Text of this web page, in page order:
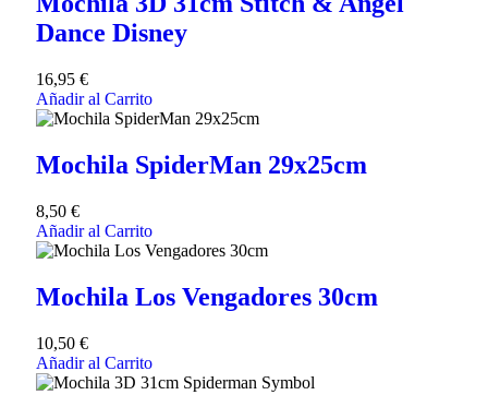
Dance Disney
16,95 €
Añadir al Carrito
Mochila SpiderMan 29x25cm
8,50 €
Añadir al Carrito
Mochila Los Vengadores 30cm
10,50 €
Añadir al Carrito